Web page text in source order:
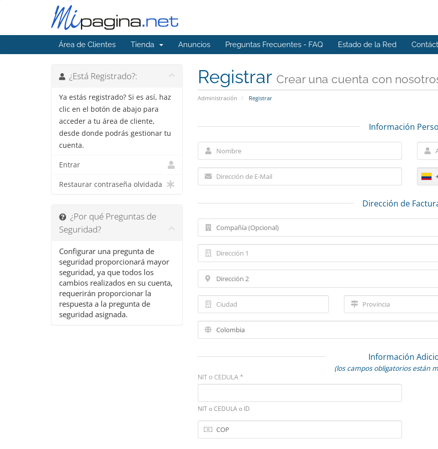
Área de Clientes Tienda Anuncios Preguntas Frecuentes - FAQ Estado de la Red
Registrar Crear una cuenta con
Administración Registrar
¿Está Registrado?:
Ya estás registrado? Si es así, haz
clic en el botón de abajo para
acceder a tu área de cliente,
desde donde podrás gestionar tu
cuenta.
Entrar
Restaurar contraseña olvidada
Información
Dirección de
Información
(los campos obligatorios están
NIT o CEDULA *
NIT o CEDULA o ID
¿Por qué Preguntas de
Seguridad?
Configurar una pregunta de
seguridad proporcionará mayor
seguridad, ya que todos los
cambios realizados en su cuenta,
requerirán proporcionar la
respuesta a la pregunta de
seguridad asignada.